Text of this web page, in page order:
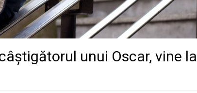
unui Oscar, vine la